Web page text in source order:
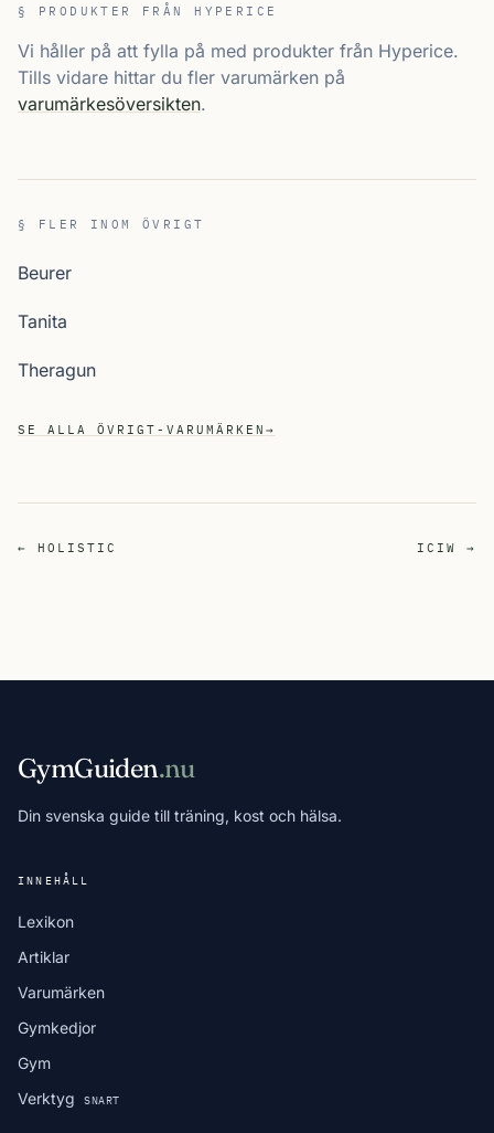
§ PRODUKTER FRÅN HYPERICE
Vi håller på att fylla på med produkter från Hyperice.
Tills vidare hittar du fler varumärken på
varumärkesöversikten.
§ FLER INOM ÖVRIGT
Beurer
Tanita
Theragun
SE ALLA ÖVRIGT-VARUMÄRKEN →
← HOLISTIC ICIW →
GymGuiden.nu
Din svenska guide till träning, kost och hälsa.
INNEHÅLL
Lexikon
Artiklar
Varumärken
Gymkedjor
Gym
Verktyg
SNART